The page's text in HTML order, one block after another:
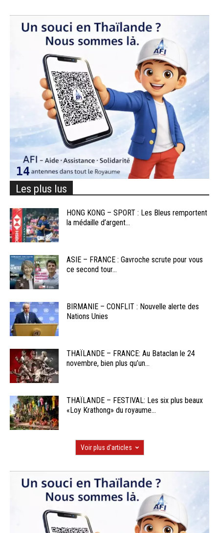
Les plus lus
HONG KONG – SPORT : Les Bleus remportent
la médaille d’argent...
ASIE – FRANCE : Gavroche scrute pour vous
ce second tour...
BIRMANIE – CONFLIT : Nouvelle alerte des
Nations Unies
THAÏLANDE – FRANCE: Au Bataclan le 24
novembre, bien plus qu’un...
THAÏLANDE – FESTIVAL: Les six plus beaux
«Loy Krathong» du royaume...
Voir plus d'articles